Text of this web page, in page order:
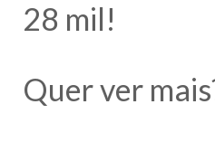
28 mil!
Quer ver